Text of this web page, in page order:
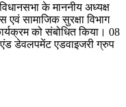
के माननीय अध्यक्ष
एवं सामाजिक सुरक्षा विभाग
को संबोधित किया। 08
एंड डेवलपमेंट एडवाइजरी ग्रुप